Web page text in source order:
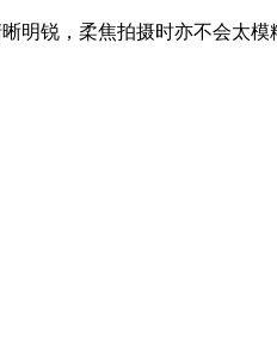
明锐，柔焦拍摄时亦不会太